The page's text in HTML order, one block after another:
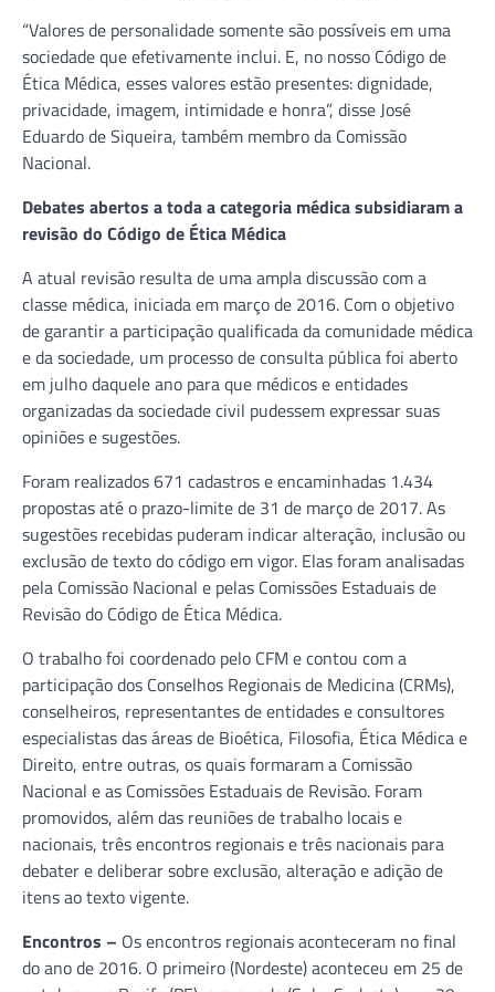
“Valores de personalidade somente são possíveis em uma
sociedade que efetivamente inclui. E, no nosso Código de
Ética Médica, esses valores estão presentes: dignidade,
privacidade, imagem, intimidade e honra”, disse José
Eduardo de Siqueira, também membro da Comissão
Nacional.
Debates abertos a toda a categoria médica subsidiaram a
revisão do Código de Ética Médica
A atual revisão resulta de uma ampla discussão com a
classe médica, iniciada em março de 2016. Com o objetivo
de garantir a participação qualificada da comunidade médica
e da sociedade, um processo de consulta pública foi aberto
em julho daquele ano para que médicos e entidades
organizadas da sociedade civil pudessem expressar suas
opiniões e sugestões.
Foram realizados 671 cadastros e encaminhadas 1.434
propostas até o prazo-limite de 31 de março de 2017. As
sugestões recebidas puderam indicar alteração, inclusão ou
exclusão de texto do código em vigor. Elas foram analisadas
pela Comissão Nacional e pelas Comissões Estaduais de
Revisão do Código de Ética Médica.
O trabalho foi coordenado pelo CFM e contou com a
participação dos Conselhos Regionais de Medicina (CRMs),
conselheiros, representantes de entidades e consultores
especialistas das áreas de Bioética, Filosofia, Ética Médica e
Direito, entre outras, os quais formaram a Comissão
Nacional e as Comissões Estaduais de Revisão. Foram
promovidos, além das reuniões de trabalho locais e
nacionais, três encontros regionais e três nacionais para
debater e deliberar sobre exclusão, alteração e adição de
itens ao texto vigente.
Encontros – Os encontros regionais aconteceram no final
do ano de 2016. O primeiro (Nordeste) aconteceu em 25 de